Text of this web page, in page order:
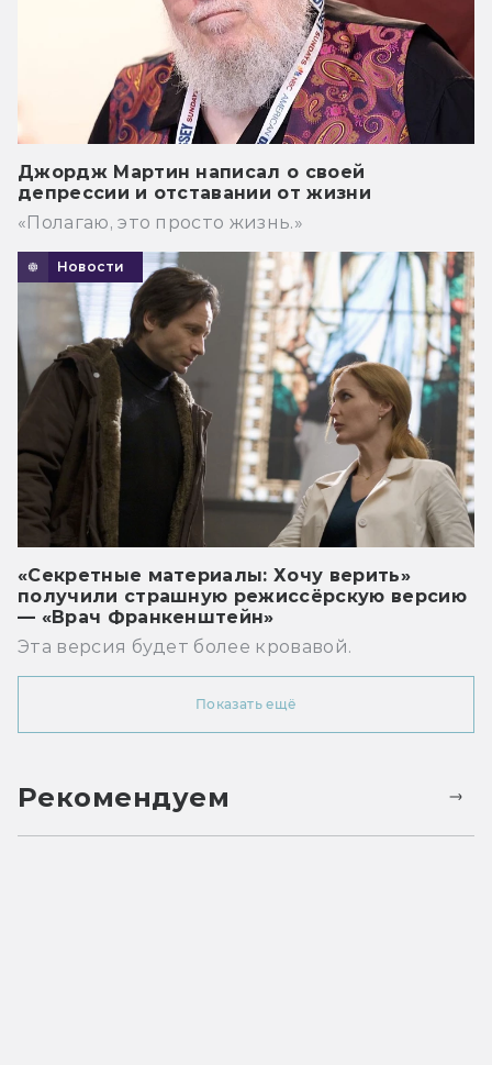
Джордж Мартин написал о своей
депрессии и отставании от жизни
«Полагаю, это просто жизнь.»
Новости
«Секретные материалы: Хочу верить»
получили страшную режиссёрскую версию
— «Врач Франкенштейн»
Эта версия будет более кровавой.
Показать ещё
Рекомендуем